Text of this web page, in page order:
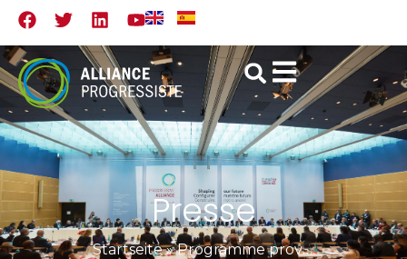
Presse
Startseite»Programme provisoire: Conférence, Montevideo, Uruguay, 26 – 27 septembre 2019